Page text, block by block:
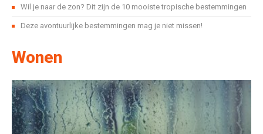
Wil je naar de zon? Dit zijn de 10 mooiste tropische bestemmingen
Deze avontuurlijke bestemmingen mag je niet missen!
Wonen